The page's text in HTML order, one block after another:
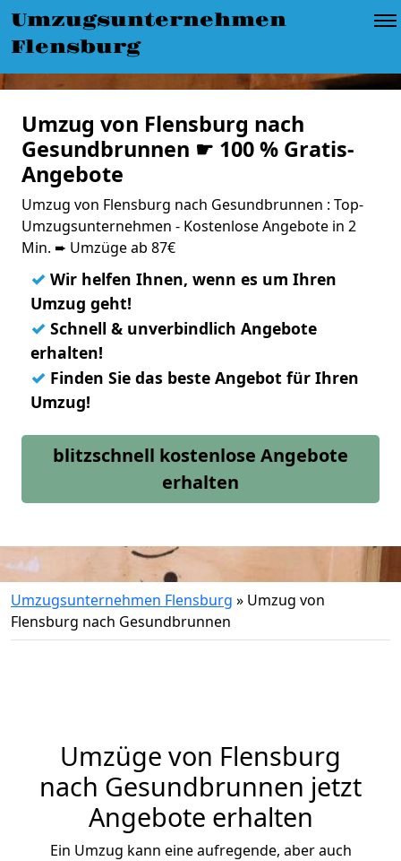
Umzugsunternehmen
Flensburg
Umzug von Flensburg nach
Gesundbrunnen ☛ 100 % Gratis-
Angebote
Umzug von Flensburg nach Gesundbrunnen : Top-
Umzugsunternehmen - Kostenlose Angebote in 2
Min. ➨ Umzüge ab 87€
✓ Wir helfen Ihnen, wenn es um Ihren
Umzug geht!
✓ Schnell & unverbindlich Angebote
erhalten!
✓ Finden Sie das beste Angebot für Ihren
Umzug!
blitzschnell kostenlose Angebote
erhalten
Umzugsunternehmen Flensburg » Umzug von
Flensburg nach Gesundbrunnen
Umzüge von Flensburg
nach Gesundbrunnen jetzt
Angebote erhalten
Ein Umzug kann eine aufregende, aber auch